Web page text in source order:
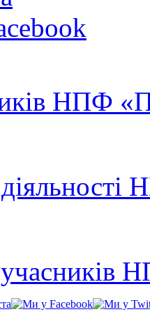
НПФ
учасників